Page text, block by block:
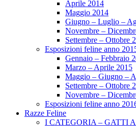
Aprile 2014
Maggio 2014
Giugno – Luglio –
Novembre –
Settembre – Ottobre
Esposizioni feline anno
Gennaio – Febbraio
Marzo – Aprile 2015
Maggio – Giugno –
Settembre – Ottobre
Novembre –
Esposizioni feline anno
Razze Feline
I CATEGORIA – GATTI